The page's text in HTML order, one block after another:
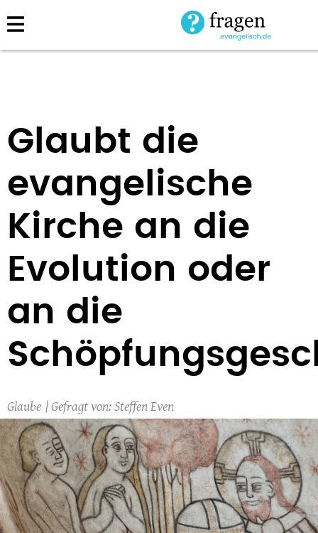
Direkt
zum
Glaubt die
evangelische
Kirche an die
Evolution oder
an die
Glaube Steffen Even